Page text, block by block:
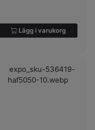
Lägg i varukorg